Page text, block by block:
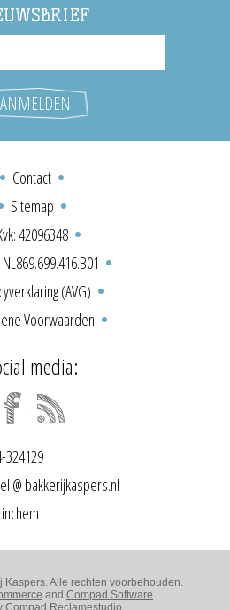
Contact
Sitemap
42096348
(AVG)
Voorwaarden
media:
324129
@ bakkerijkaspers.nl
Kaspers. Alle rechten voorbehouden.
and Compad Software
Compad Reclamestudio